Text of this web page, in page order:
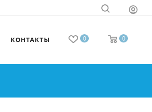
0 0
КОНТАКТЫ